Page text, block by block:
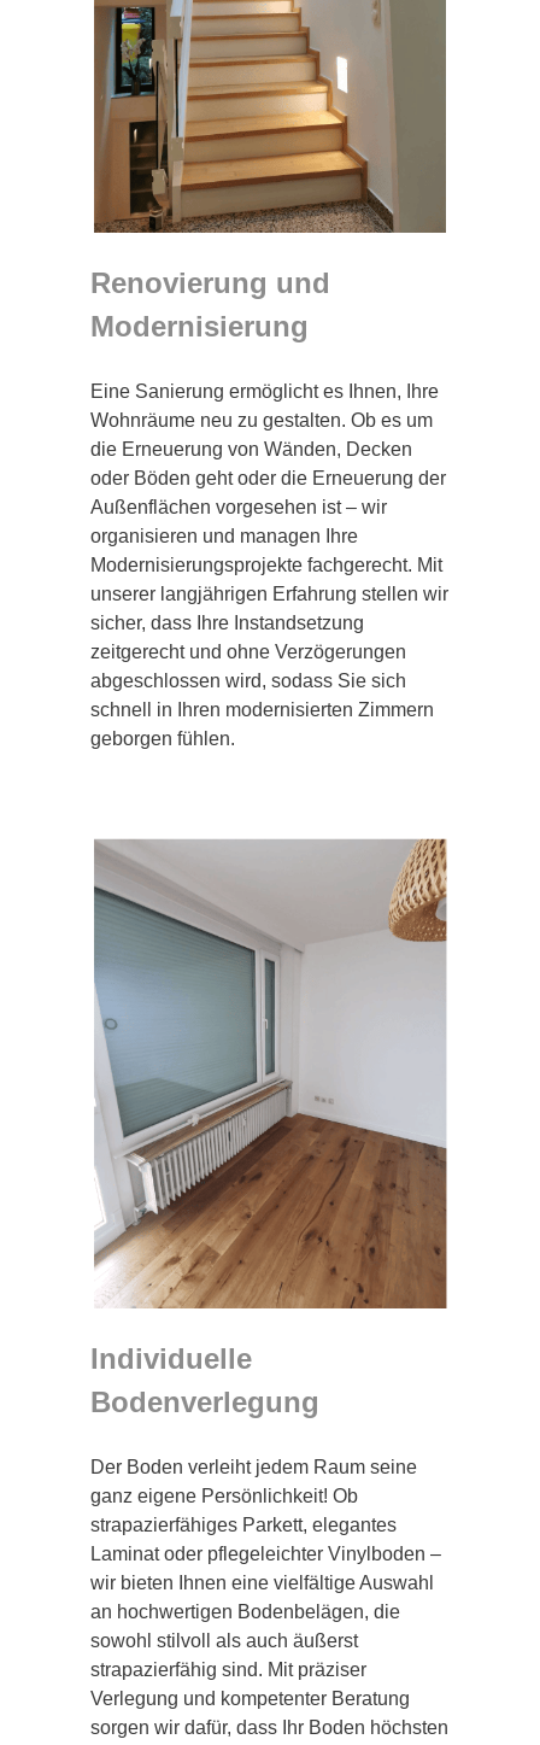
Renovierung und
Modernisierung
Eine Sanierung ermöglicht es Ihnen, Ihre
Wohnräume neu zu gestalten. Ob es um
die Erneuerung von Wänden, Decken
oder Böden geht oder die Erneuerung der
Außenflächen vorgesehen ist – wir
organisieren und managen Ihre
Modernisierungsprojekte fachgerecht. Mit
unserer langjährigen Erfahrung stellen wir
sicher, dass Ihre Instandsetzung
zeitgerecht und ohne Verzögerungen
abgeschlossen wird, sodass Sie sich
schnell in Ihren modernisierten Zimmern
geborgen fühlen.
Individuelle
Bodenverlegung
Der Boden verleiht jedem Raum seine
ganz eigene Persönlichkeit! Ob
strapazierfähiges Parkett, elegantes
Laminat oder pflegeleichter Vinylboden –
wir bieten Ihnen eine vielfältige Auswahl
an hochwertigen Bodenbelägen, die
sowohl stilvoll als auch äußerst
strapazierfähig sind. Mit präziser
Verlegung und kompetenter Beratung
sorgen wir dafür, dass Ihr Boden höchsten